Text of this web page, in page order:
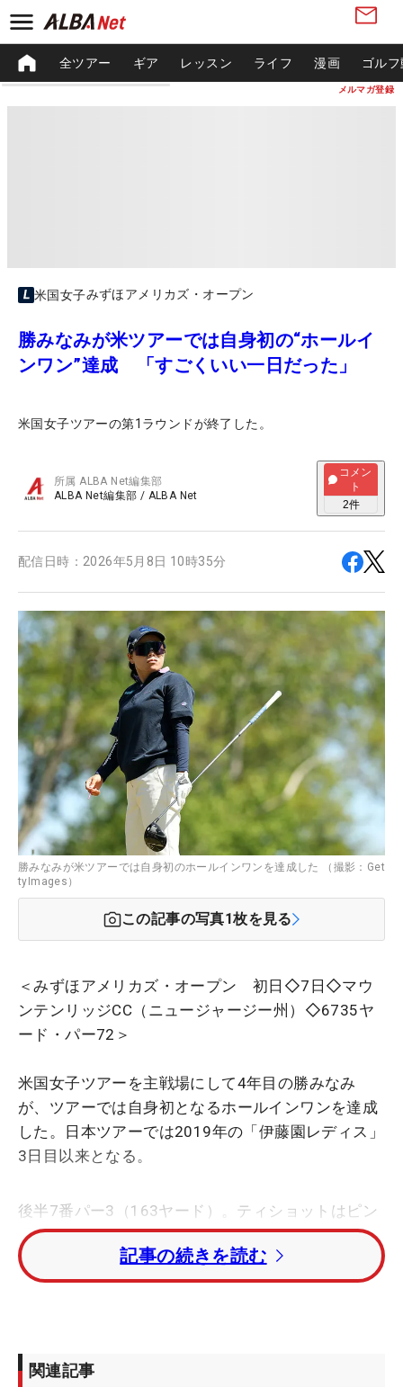
メルマガ登録
全ツアー ギア レッスン ライフ 漫画 ゴル
米国女子みずほアメリカズ・オープン
勝みなみが米ツアーでは自身初の“ホールイ
ンワン”達成 「すごくいい一日だった」
米国女子ツアーの第1ラウンドが終了した。
所属ALBA Net編集部
ALBA Net編集部 / ALBA Net
コメン
ト
2件
配信日時： 2026年5月8日 10時35分
勝みなみが米ツアーでは自身初のホールインワンを達成した （撮影：Get
tyImages）
この記事の写真1枚を見る
＜みずほアメリカズ・オープン 初日◇7日◇マウ
ンテンリッジCC（ニュージャージー州）◇6735ヤ
ード・パー72＞
米国女子ツアーを主戦場にして4年目の勝みなみ
が、ツアーでは自身初となるホールインワンを達成
した。日本ツアーでは2019年の「伊藤園レディス」
3日目以来となる。
後半7番パー3（163ヤード）。ティショットはピン
手前約15メートルに着弾すると、そのまま勢いよく
転がってカップイン。キャディと笑顔でハイタッチ
を交わした。
のところからは見えていなくて、グリーンに乗って
くれればいいなと思っていた。グリーンに転がって
記事の続きを読む
関連記事